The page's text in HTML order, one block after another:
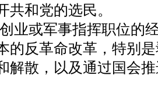
共和党的选民。
创业或军事指挥职位的
的反革命改革，特别
解散，以及通过国会